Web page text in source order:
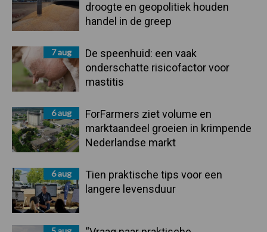
droogte en geopolitiek houden
handel in de greep
7 aug
De speenhuid: een vaak
onderschatte risicofactor voor
mastitis
6 aug
ForFarmers ziet volume en
marktaandeel groeien in krimpende
Nederlandse markt
6 aug
Tien praktische tips voor een
langere levensduur